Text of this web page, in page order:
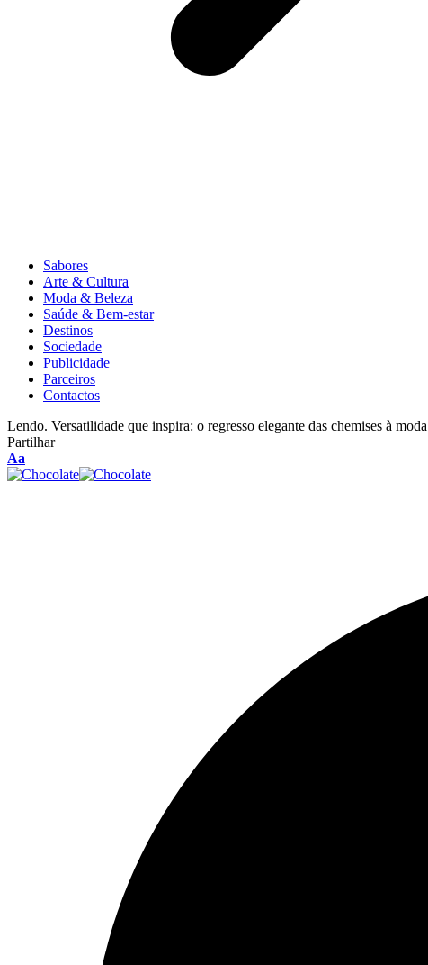
Sabores
Arte & Cultura
Moda & Beleza
Saúde & Bem-estar
Destinos
Sociedade
Publicidade
Parceiros
Contactos
Lendo. Versatilidade que inspira: o regresso elegante das chemises à
Partilhar
Aa